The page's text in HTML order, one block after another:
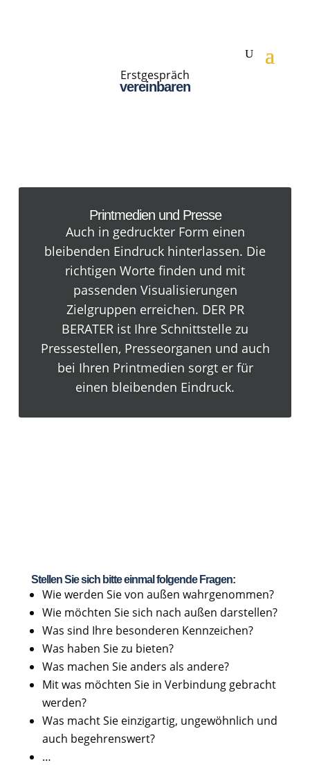
Erstgespräch
vereinbaren
Printmedien und Presse
Auch in gedruckter Form einen
bleibenden Eindruck hinterlassen. Die
richtigen Worte finden und mit
passenden Visualisierungen
Zielgruppen erreichen. DER PR
BERATER ist Ihre Schnittstelle zu
Pressestellen, Presseorganen und auch
bei Ihren Printmedien sorgt er für
einen bleibenden Eindruck.
Stellen Sie sich bitte einmal folgende Fragen:
Wie werden Sie von außen wahrgenommen?
Wie möchten Sie sich nach außen darstellen?
Was sind Ihre besonderen Kennzeichen?
Was haben Sie zu bieten?
Was machen Sie anders als andere?
Mit was möchten Sie in Verbindung gebracht
werden?
Was macht Sie einzigartig, ungewöhnlich und
auch begehrenswert?
…